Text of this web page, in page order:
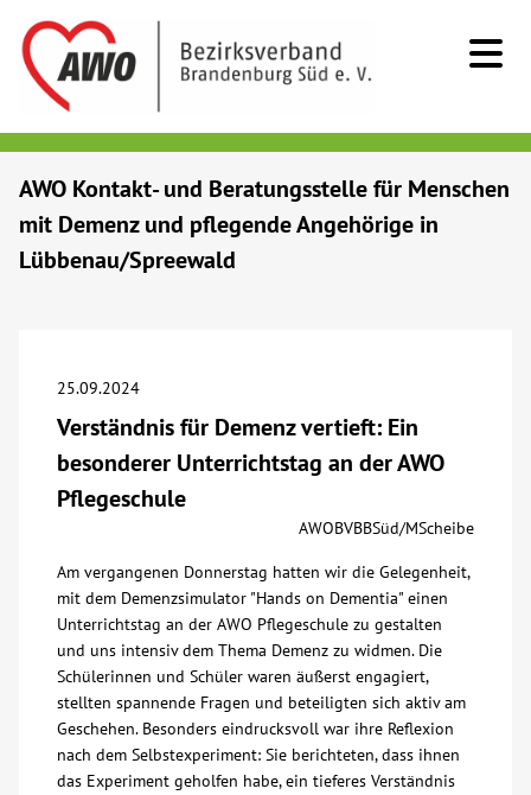
Senioren
Begegnung
Bildung
Über uns
Veranstaltungen
Spenden
Mitmachen
AWO Kontakt- und Beratungsstelle für Menschen
mit Demenz und pflegende Angehörige in
Lübbenau/Spreewald
25.09.2024
Verständnis für Demenz vertieft: Ein
besonderer Unterrichtstag an der AWO
Pflegeschule
AWOBVBBSüd/MScheibe
Am vergangenen Donnerstag hatten wir die Gelegenheit,
mit dem Demenzsimulator "Hands on Dementia" einen
Unterrichtstag an der AWO Pflegeschule zu gestalten
und uns intensiv dem Thema Demenz zu widmen. Die
Schülerinnen und Schüler waren äußerst engagiert,
stellten spannende Fragen und beteiligten sich aktiv am
Geschehen. Besonders eindrucksvoll war ihre Reflexion
nach dem Selbstexperiment: Sie berichteten, dass ihnen
das Experiment geholfen habe, ein tieferes Verständnis